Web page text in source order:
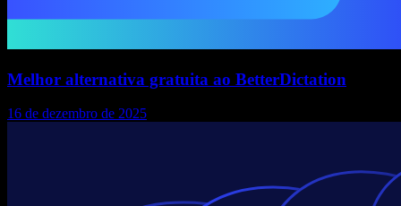
Melhor alternativa gratuita ao BetterDictation
16 de dezembro de 2025